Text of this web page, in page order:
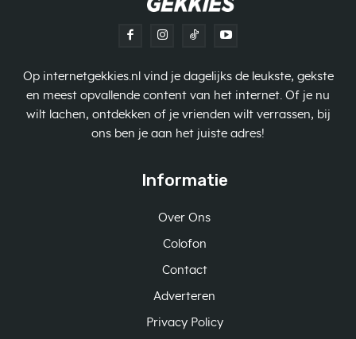
Op internetgekkies.nl vind je dagelijks de leukste, gekste
en meest opvallende content van het internet. Of je nu
wilt lachen, ontdekken of je vrienden wilt verrassen, bij
ons ben je aan het juiste adres!
Informatie
Over Ons
Colofon
Contact
Adverteren
Privacy Policy